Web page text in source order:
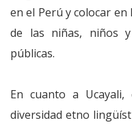
en el Perú y colocar
de las niñas, niños
públicas.
En cuanto a
diversidad etno